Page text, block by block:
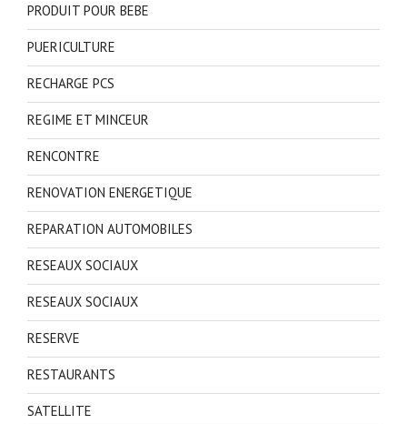
PRODUIT POUR BEBE
PUERICULTURE
RECHARGE PCS
REGIME ET MINCEUR
RENCONTRE
RENOVATION ENERGETIQUE
REPARATION AUTOMOBILES
RESEAUX SOCIAUX
RESEAUX SOCIAUX
RESERVE
RESTAURANTS
SATELLITE